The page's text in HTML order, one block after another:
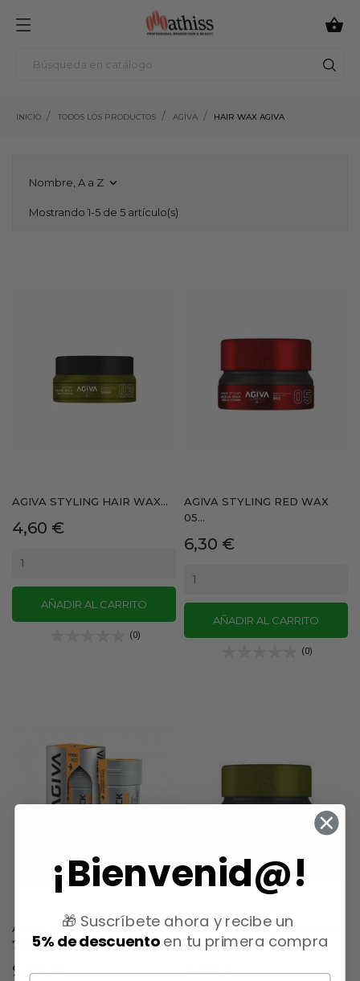

INICIO TODOS LOS PRODUCTOS AGIVA HAIR WAX AGIVA
Nombre, A a Z 
Mostrando 1-5 de 5 artículo(s)
AGIVA STYLING HAIR WAX...
Precio
4,60 €
AÑADIR AL CARRITO
(0)
AGIVA STYLING RED WAX
05...
Precio
6,30 €
AÑADIR AL CARRITO
(0)
AGIVA STYLING STICK WAX
75GR
Precio
9,95 €
AGIVA STYLING WAX GREEN
03...
Precio
6,30 €
¡Bienvenid@!
🎁 Suscríbete ahora y recibe un
5% de descuentoen tu primera compra